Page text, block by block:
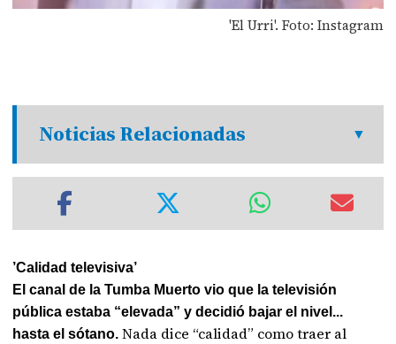
'El Urri'. Foto: Instagram
Noticias Relacionadas
’Calidad televisiva’
El canal de la Tumba Muerto vio que la televisión
pública estaba “elevada” y decidió bajar el nivel...
hasta el sótano. Nada dice “calidad” como traer al